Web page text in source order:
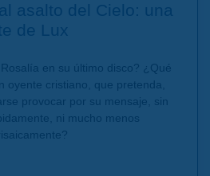
asalto del Cielo: una
de Lux
en su último disco? ¿Qué
oyente cristiano, que pretenda,
provocar por su mensaje, sin
ni mucho menos